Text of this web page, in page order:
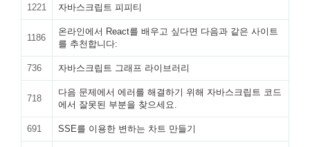
1221 자바스크립트 피피티
1186
온라인에서 React를 배우고 싶다면 다음과 같은 사이트
를 추천합니다:
736 자바스크립트 그래프 라이브러리
718
다음 문제에서 에러를 해결하기 위해 자바스크립트 코드
에서 잘못된 부분을 찾으세요.
691 SSE를 이용한 변하는 차트 만들기